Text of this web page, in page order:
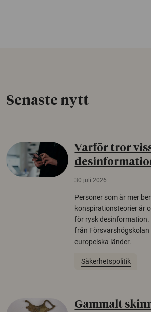
Senaste nytt
Varför tror
30 juli 2026
Personer som är mer
konspirationsteorier är
för rysk desinformation.
från Försvarshögskolan
europeiska länder.
Säkerhetspolitik
Gammalt